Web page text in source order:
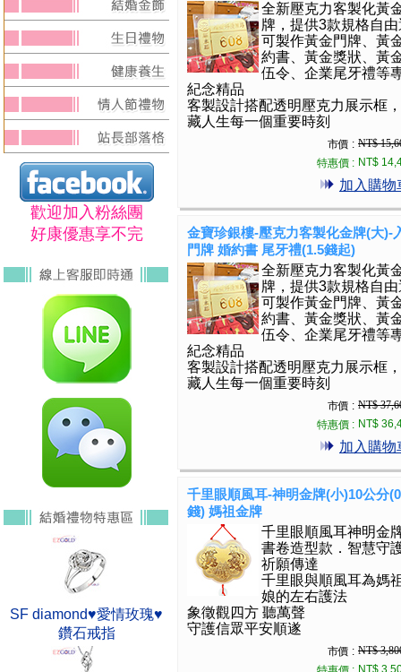
歡迎加入粉絲團
好康優惠享不完
SF diamond♥愛情玫瑰♥
鑽石戒指
全新壓克力客製化黃
牌，提供3款規格自
可製作黃金門牌、黃
約書、黃金獎狀、黃
伍令、企業尾牙禮等
紀念精品
客製設計搭配透明壓克力展示框
藏人生每一個重要時刻
市價 : NT$
特惠價 : NT$
加入購物
金寶珍銀樓-壓克力客製化金牌(大)-
門牌 婚約書 尾牙禮(1.5錢起)
全新壓克力客製化黃
牌，提供3款規格自
可製作黃金門牌、黃
約書、黃金獎狀、黃
伍令、企業尾牙禮等
紀念精品
客製設計搭配透明壓克力展示框
藏人生每一個重要時刻
市價 : NT$
特惠價 : NT$
加入購物
千里眼順風耳-神明金牌(小)10公分
錢) 媽祖金牌
千里眼順風耳神明金
書卷造型款．智慧守
祈願傳達
千里眼與順風耳為媽
娘的左右護法
象徵觀四方 聽萬聲
守護信眾平安順遂
市價 : NT$
NT$